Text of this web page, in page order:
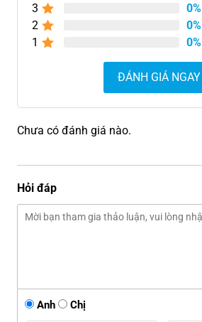
3
0%
2
0%
1
0%
ĐÁNH GIÁ NGAY
Chưa có đánh giá nào.
Hỏi đáp
Anh Chị